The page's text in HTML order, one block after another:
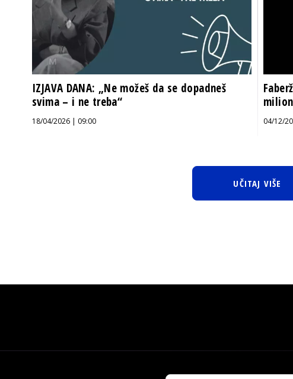
IZJAVA DANA: „Ne možeš da se dopadneš
svima – i ne treba“
18/04/2026 | 09:00 04/12/
UČITAJ VIŠE